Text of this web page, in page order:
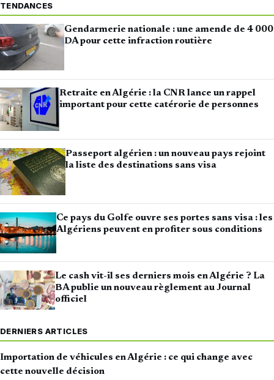
TENDANCES
Gendarmerie nationale : une amende de 4 000
DA pour cette infraction routière
Retraite en Algérie : la CNR lance un rappel
important pour cette catérorie de personnes
Passeport algérien : un nouveau pays rejoint
la liste des destinations sans visa
Ce pays du Golfe ouvre ses portes sans visa : les
Algériens peuvent en profiter sous conditions
Le cash vit-il ses derniers mois en Algérie ? La
BA publie un nouveau règlement au Journal
officiel
DERNIERS ARTICLES
Importation de véhicules en Algérie : ce qui change avec
cette nouvelle décision